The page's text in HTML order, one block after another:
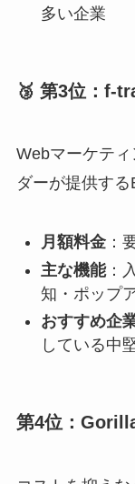
多い企業
🥉 第3位：f-
Webマーケテ
ダーが提供する
月額料金：
主な機能：
知・ポップ
おすすめ企
している中
第4位：